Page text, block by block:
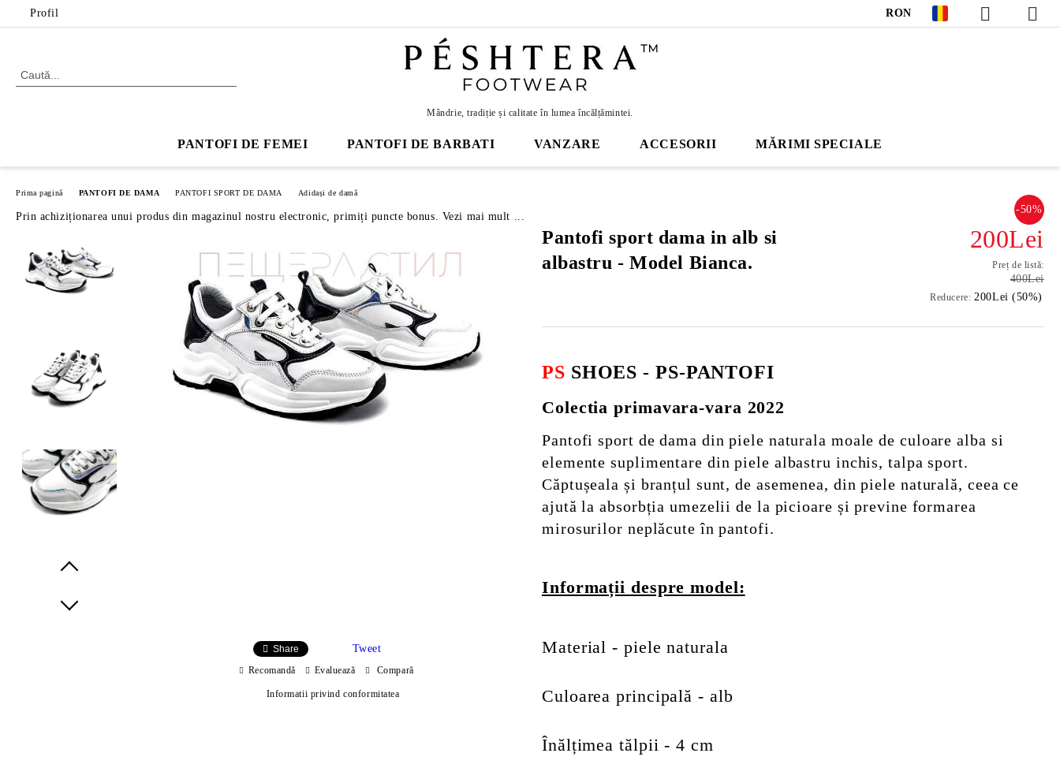
Profil RON
Mândrie, tradiție și calitate în lumea încălțămintei.
PANTOFI DE FEMEI PANTOFI DE BARBATI VANZARE ACCESORII MĂRIMI SPECIALE
Prima pagină PANTOFI DE DAMA PANTOFI SPORT DE DAMA Adidași de damă
Prin achiziționarea unui produs din magazinul nostru electronic, primiți puncte bonus. Vezi mai mult ...
Pantofi sport dama in alb si
albastru - Model Bianca.
-50%
200Lei
Preț de listă:
400Lei
Reducere: 200Lei (50%)
PS SHOES - PS-PANTOFI
Colectia primavara-vara 2022
Pantofi sport de dama din piele naturala moale de culoare alba si
elemente suplimentare din piele albastru inchis, talpa sport.
Căptușeala și branțul sunt, de asemenea, din piele naturală, ceea ce
ajută la absorbția umezelii de la picioare și previne formarea
mirosurilor neplăcute în pantofi.
Informații despre model:
Material - piele naturala
Culoarea principală - alb
Înălțimea tălpii - 4 cm
Share Tweet
Recomandă Evaluează Compară
Informatii privind conformitatea